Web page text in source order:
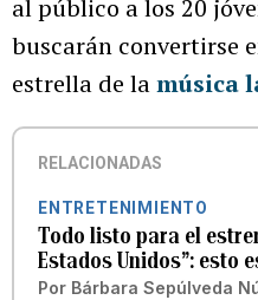
al público a los 20
buscarán convertirse
estrella de lamúsica
RELACIONADAS
ENTRETENIMIENTO
Todo listo para el
Estados Unidos”: esto
Por Bárbara Sepúlveda